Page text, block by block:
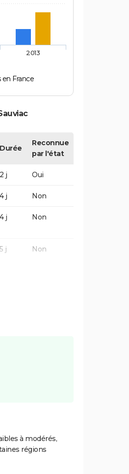
France
2013
Durée
Reconnue
par l'état
2 j Oui
4 j Non
4 j Non
5 j Non
à modérés,
régions